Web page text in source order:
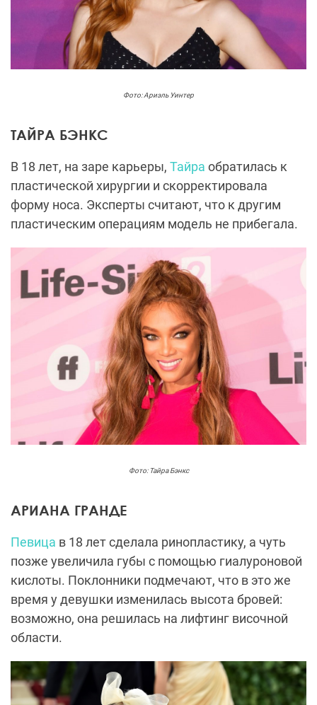
Фото: Ариэль Уинтер
ТАЙРА БЭНКС
В 18 лет, на заре карьеры, Тайра обратилась к
пластической хирургии и скорректировала
форму носа. Эксперты считают, что к другим
пластическим операциям модель не прибегала.
Фото: Тайра Бэнкс
АРИАНА ГРАНДЕ
Певица в 18 лет сделала ринопластику, а чуть
позже увеличила губы с помощью гиалуроновой
кислоты. Поклонники подмечают, что в это же
время у девушки изменилась высота бровей:
возможно, она решилась на лифтинг височной
области.